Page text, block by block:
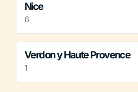
Nice
6
Verdon y Haute Provence
1